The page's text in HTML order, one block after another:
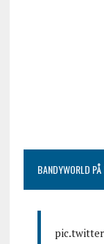
BANDYWORLD